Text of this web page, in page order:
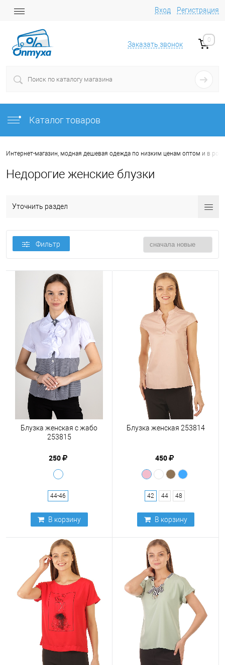
Вход Регистрация
Заказать звонок
0
Каталог товаров
Интернет-магазин, модная дешевая одежда по низким ценам оптом и в
Недорогие женские блузки
Уточнить раздел
Фильтр
Блузка женская с жабо
253815
250
44-46
В корзину
Блузка женская 253814
450
42 44 48
В корзину